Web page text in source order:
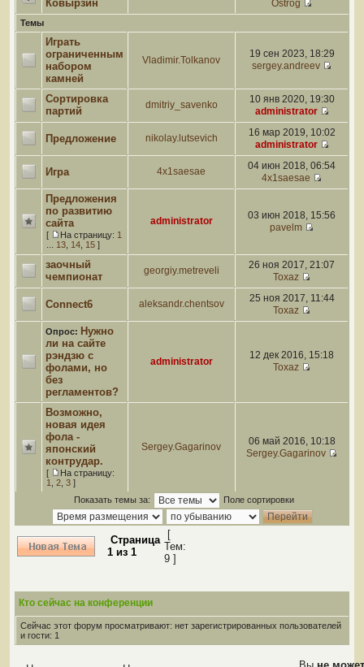
Ковырзин
Ostrog
Темы
Играть
ограниченным
набором
камней
Vladimir.Tolkanov
19 сен 2023, 18:29
sergey.andreev
Сортировка
партий
dmitriy_savenko
10 янв 2020, 19:30
administrator
Предложение nikolay.lutsevich
16 мар 2019, 10:02
administrator
Игра 4x1saesae
04 июн 2018, 06:54
4x1saesae
Предложения
по развитию
сайта
[ На страницу: 1
13 14 15 ]
administrator
03 июн 2018, 15:56
pavelm
заочный
чемпионат
georgiy.metreveli
26 ноя 2017, 21:07
Toxaz
Connect6 aleksandr.chentsov
25 ноя 2017, 11:44
Toxaz
Опрос: Нужно
ли на сайте
рэндзю с
фолами, но
без
регламентов?
administrator
12 дек 2016, 15:18
Toxaz
Возможно,
новая идея
фола -
японский
контрудар.
[
На страницу:
1
2 3 ]
Sergey.Gagarinov
06 май 2016, 10:18
Sergey.Gagarinov
Показать темы за: Поле сортировки
Страница
1 из 1
[
Тем:
9 ]
Кто сейчас на конференции
Сейчас этот форум просматривают: нет зарегистрированных пользователей
и гости: 1